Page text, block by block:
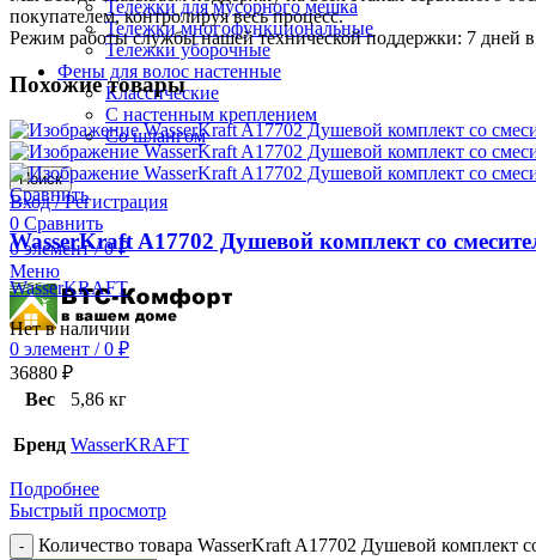
Тележки для мусорного мешка
Тележки многофункциональные
Тележки уборочные
Фены для волос настенные
Классические
С настенным креплением
Со шлангом
Поиск
Вход / Регистрация
0 Сравнить
0элемент / 0₽
Меню
0 элемент / 0 ₽
покупателем, контролируя весь процесс.
Режим работы службы нашей технической поддержки: 7 дней
Похожие товары
Сравнить
WasserKraft A17702 Душевой комплект со
WasserKRAFT
Нет в наличии
36880 ₽
Вес
5,86 кг
Бренд WasserKRAFT
Подробнее
Быстрый просмотр
Количество товара WasserKraft A17702 Душевой комплект